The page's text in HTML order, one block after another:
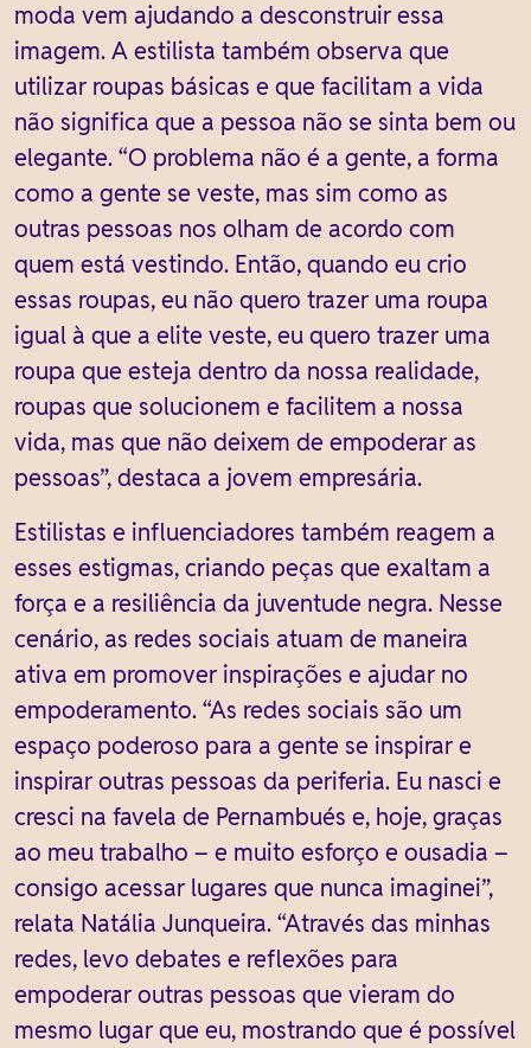
moda vem ajudando a desconstruir essa
imagem. A estilista também observa que
utilizar roupas básicas e que facilitam a vida
não significa que a pessoa não se sinta bem ou
elegante. “O problema não é a gente, a forma
como a gente se veste, mas sim como as
outras pessoas nos olham de acordo com
quem está vestindo. Então, quando eu crio
essas roupas, eu não quero trazer uma roupa
igual à que a elite veste, eu quero trazer uma
roupa que esteja dentro da nossa realidade,
roupas que solucionem e facilitem a nossa
vida, mas que não deixem de empoderar as
pessoas”, destaca a jovem empresária.
Estilistas e influenciadores também reagem a
esses estigmas, criando peças que exaltam a
força e a resiliência da juventude negra. Nesse
cenário, as redes sociais atuam de maneira
ativa em promover inspirações e ajudar no
empoderamento. “As redes sociais são um
espaço poderoso para a gente se inspirar e
inspirar outras pessoas da periferia. Eu nasci e
cresci na favela de Pernambués e, hoje, graças
ao meu trabalho – e muito esforço e ousadia –
consigo acessar lugares que nunca imaginei”,
relata Natália Junqueira. “Através das minhas
redes, levo debates e reflexões para
empoderar outras pessoas que vieram do
mesmo lugar que eu, mostrando que é possível